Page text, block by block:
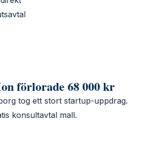
förlorade 68 000 kr
tog ett stort startup-uppdrag.
konsultavtal mall.